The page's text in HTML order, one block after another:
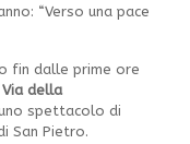
“Verso una pace
fin dalle prime ore
Via della
spettacolo di
San Pietro.